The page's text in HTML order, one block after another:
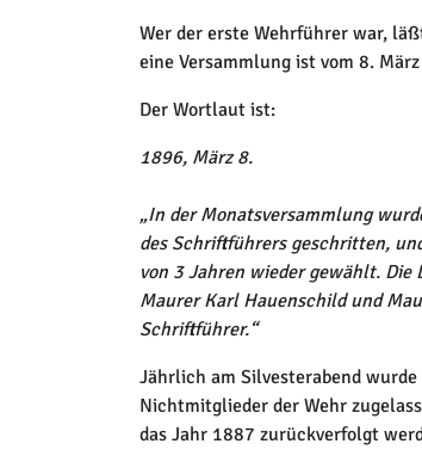
Wer der erste Wehrführer war,
eine Versammlung ist vom 8.
Der Wortlaut ist:
1896, März 8.
„In der Monatsversammlung
des Schriftführers geschritten,
von 3 Jahren wieder gewählt.
Maurer Karl Hauenschild und
Schriftführer.“
Jährlich am Silvesterabend
Nichtmitglieder der Wehr
das Jahr 1887 zurückverfolgt